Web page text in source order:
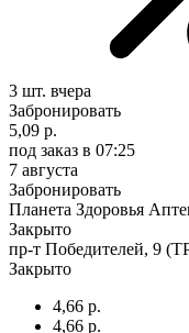
3 шт. вчера
Забронировать
5,09 р.
под заказ в 07:25
7 августа
Забронировать
Планета Здоровья
Закрыто
пр-т Победителей, 9
Закрыто
4,66 р.
4,66 р.